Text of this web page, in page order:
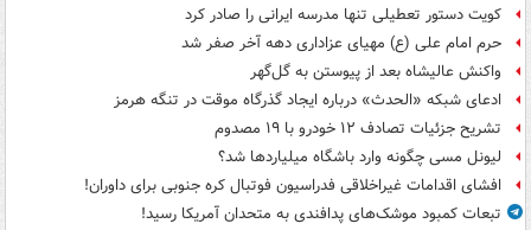
کویت دستور تعطیلی تنها مدرسه ایرانی را صادر کرد
حرم امام علی (ع) مهیای عزاداری دهه آخر صفر شد
واکنش عالیشاه بعد از پیوستن به گل‌گهر
ادعای شبکه «الحدث» درباره ایجاد گذرگاه موقت در تنگه هرمز
تشریح جزئیات تصادف ۱۲ خودرو با ۱۹ مصدوم
لیونل مسی چگونه وارد باشگاه میلیاردها شد؟
افشای اقدامات غیراخلاقی فدراسیون فوتبال کره جنوبی برای داوران!
تبعات کمبود موشک‌های پدافندی به متحدان آمریکا رسید!